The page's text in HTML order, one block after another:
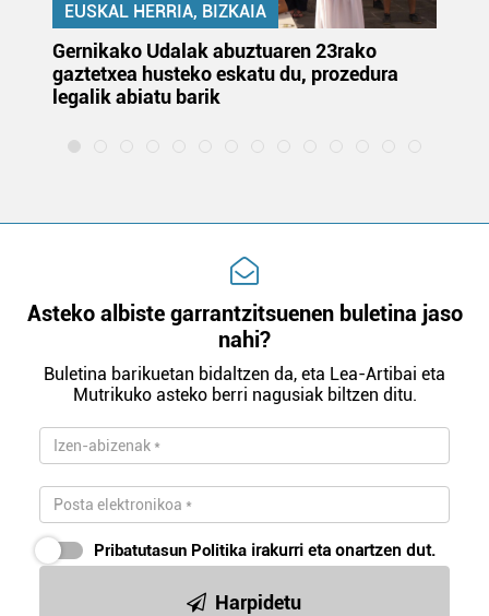
EUSKAL HERRIA, BIZKAIA
Gernikako Udalak abuztuaren 23rako
gaztetxea husteko eskatu du, prozedura
legalik abiatu barik
Asteko albiste garrantzitsuenen buletina jaso
nahi?
Buletina barikuetan bidaltzen da, eta Lea-Artibai eta
Mutrikuko asteko berri nagusiak biltzen ditu.
Pribatutasun Politika irakurri eta onartzen dut.
Harpidetu